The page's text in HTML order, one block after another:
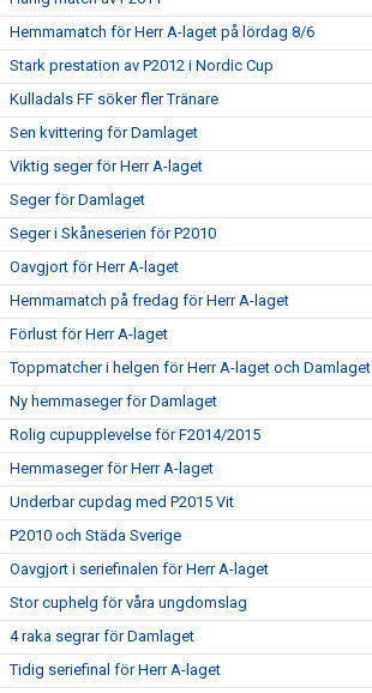
Hemmamatch för Herr A-laget på lördag 8/6
Stark prestation av P2012 i Nordic Cup
Kulladals FF söker fler Tränare
Sen kvittering för Damlaget
Viktig seger för Herr A-laget
Seger för Damlaget
Seger i Skåneserien för P2010
Oavgjort för Herr A-laget
Hemmamatch på fredag för Herr A-laget
Förlust för Herr A-laget
Toppmatcher i helgen för Herr A-laget och Damlaget
Ny hemmaseger för Damlaget
Rolig cupupplevelse för F2014/2015
Hemmaseger för Herr A-laget
Underbar cupdag med P2015 Vit
P2010 och Städa Sverige
Oavgjort i seriefinalen för Herr A-laget
Stor cuphelg för våra ungdomslag
4 raka segrar för Damlaget
Tidig seriefinal för Herr A-laget